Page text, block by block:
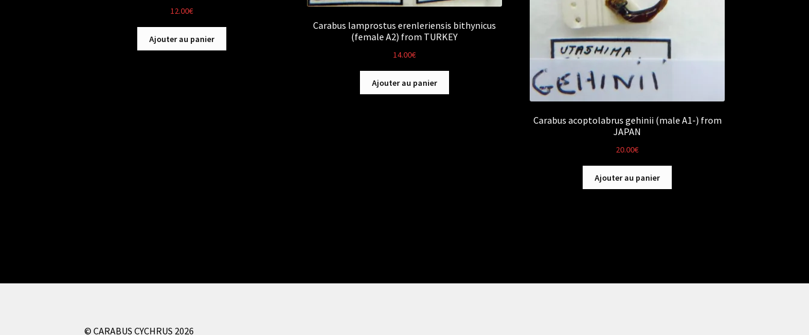
12.00€
Ajouter au panier
Carabus lamprostus erenleriensis bithynicus
(female A2) from TURKEY
14.00€
Ajouter au panier
Carabus acoptolabrus gehinii (male A1-) from
JAPAN
20.00€
Ajouter au panier
© CARABUS CYCHRUS 2026